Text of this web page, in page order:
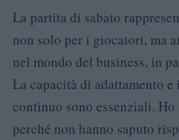
La partita di sabato
non solo per i giocatori, ma
nel mondo del business, in
La capacità di adattamento
continuo sono essenziali.
perché non hanno saputo